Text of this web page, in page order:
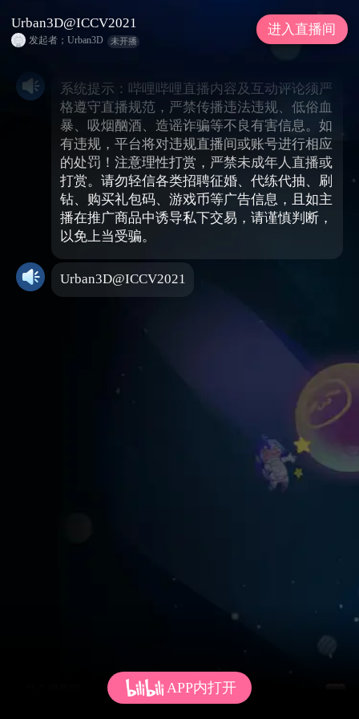
系统提示：哔哩哔哩直播内容及互动评论须严
格遵守直播规范，严禁传播违法违规、低俗血
暴、吸烟酗酒、造谣诈骗等不良有害信息。如
有违规，平台将对违规直播间或账号进行相应
的处罚！注意理性打赏，严禁未成年人直播或
打赏。请勿轻信各类招聘征婚、代练代抽、刷
钻、购买礼包码、游戏币等广告信息，且如主
播在推广商品中诱导私下交易，请谨慎判断，
以免上当受骗。
Urban3D@ICCV2021
Urban3D@ICCV2021
发起者；Urban3D 未开播
进入直播间
APP内打开